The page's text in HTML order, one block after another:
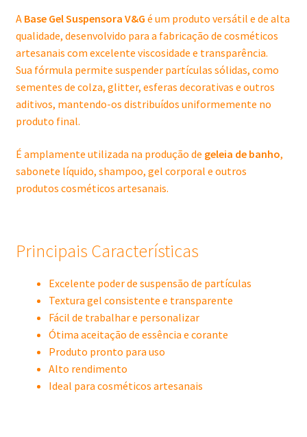
A Base Gel Suspensora V&G é um produto versátil e de alta
qualidade, desenvolvido para a fabricação de cosméticos
artesanais com excelente viscosidade e transparência.
Sua fórmula permite suspender partículas sólidas, como
sementes de colza, glitter, esferas decorativas e outros
aditivos, mantendo-os distribuídos uniformemente no
produto final.
É amplamente utilizada na produção de geleia de banho,
sabonete líquido, shampoo, gel corporal e outros
produtos cosméticos artesanais.
Principais Características
Excelente poder de suspensão de partículas
Textura gel consistente e transparente
Fácil de trabalhar e personalizar
Ótima aceitação de essência e corante
Produto pronto para uso
Alto rendimento
Ideal para cosméticos artesanais